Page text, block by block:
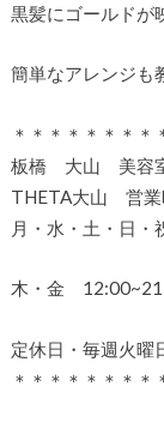
黒髪にゴールド
簡単なアレンジも
＊＊＊＊＊＊＊＊
板橋 大山 美容
THETA大山 営業
月・水・土・日
木・金
定休日・毎週火曜
＊＊＊＊＊＊＊＊